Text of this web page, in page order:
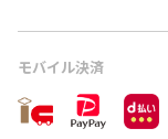
モバイル決済